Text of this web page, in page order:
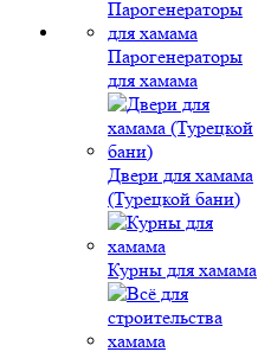
Парогенераторы
для хамама
Двери для хамама
(Турецкой бани)
Курны для хамама